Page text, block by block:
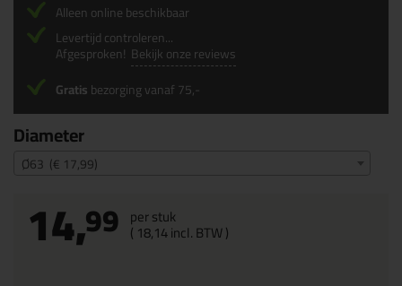
Diameter
Ø63 (€ 17,99)
14,99 per stuk
( 18,14incl. BTW )
Alleen online beschikbaar
Levertijd controleren...
Afgesproken! Bekijk onze reviews
Gratisbezorging vanaf 75,-